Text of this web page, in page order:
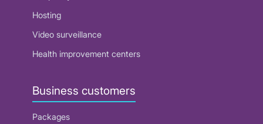
Hosting
Video surveillance
Health improvement centers
Business customers
Packages